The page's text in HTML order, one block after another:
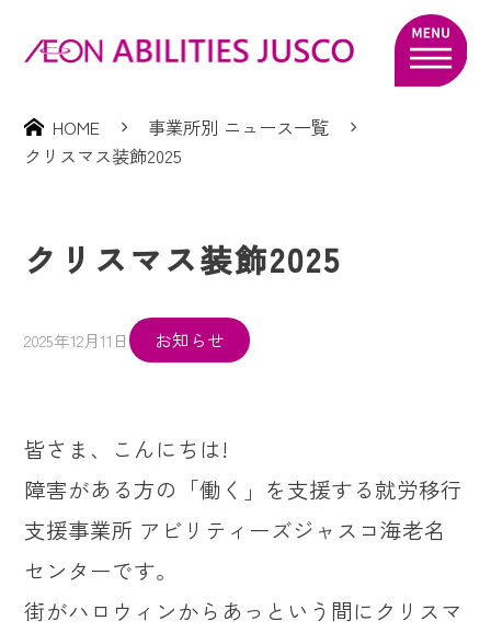
HOME
事業所別 ニュース一覧
クリスマス装飾2025
クリスマス装飾2025
2025年12月11日 お知らせ
皆さま、こんにちは!
障害がある方の「働く」を支援する就労移行
支援事業所 アビリティーズジャスコ海老名
センターです。
街がハロウィンからあっという間にクリスマ